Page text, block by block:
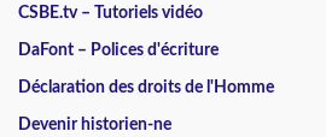
CSBE.tv – Tutoriels vidéo
DaFont – Polices d'écriture
Déclaration des droits de l'Homme
Devenir historien-ne